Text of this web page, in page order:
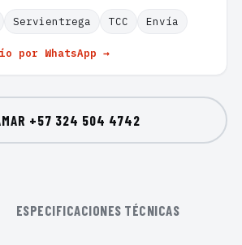
Servientrega TCC Envía
por WhatsApp →
+57 324 504 4742
ESPECIFICACIONES TÉCNICAS